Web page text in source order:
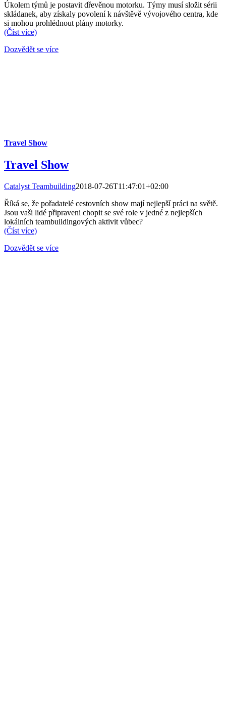
Úkolem týmů je postavit dřevěnou motorku. Týmy musí složit sérii
skládanek, aby získaly povolení k návštěvě vývojového centra, kde
si mohou prohlédnout plány motorky.
(Číst více)
Dozvědět se více
Travel Show
Travel Show
Catalyst Teambuilding2018-07-26T11:47:01+02:00
Říká se, že pořadatelé cestovních show mají nejlepší práci na světě.
Jsou vaši lidé připraveni chopit se své role v jedné z nejlepších
lokálních teambuildingových aktivit vůbec?
(Číst více)
Dozvědět se více